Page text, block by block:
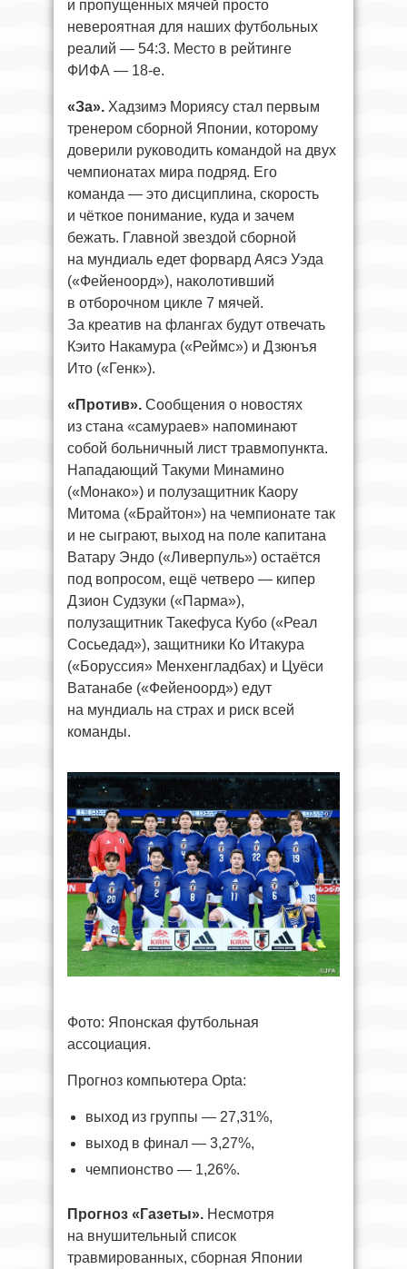
и пропущенных мячей просто
невероятная для наших футбольных
реалий — 54:3. Место в рейтинге
ФИФА — 18-е.
«За». Хадзимэ Мориясу стал первым
тренером сборной Японии, которому
доверили руководить командой на двух
чемпионатах мира подряд. Его
команда — это дисциплина, скорость
и чёткое понимание, куда и зачем
бежать. Главной звездой сборной
на мундиаль едет форвард Аясэ Уэда
(«Фейеноорд»), наколотивший
в отборочном цикле 7 мячей.
За креатив на флангах будут отвечать
Кэито Накамура («Реймс») и Дзюнъя
Ито («Генк»).
«Против». Сообщения о новостях
из стана «самураев» напоминают
собой больничный лист травмопункта.
Нападающий Такуми Минамино
(«Монако») и полузащитник Каору
Митома («Брайтон») на чемпионате так
и не сыграют, выход на поле капитана
Ватару Эндо («Ливерпуль») остаётся
под вопросом, ещё четверо — кипер
Дзион Судзуки («Парма»),
полузащитник Такефуса Кубо («Реал
Сосьедад»), защитники Ко Итакура
(«Боруссия» Менхенгладбах) и Цуёси
Ватанабе («Фейеноорд») едут
на мундиаль на страх и риск всей
команды.
Фото: Японская футбольная
ассоциация.
Прогноз компьютера Opta:
выход из группы — 27,31%,
выход в финал — 3,27%,
чемпионство — 1,26%.
Прогноз «Газеты». Несмотря
на внушительный список
травмированных, сборная Японии